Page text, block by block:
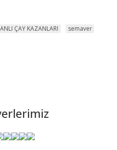
ÇAY KAZANLARI
semaver